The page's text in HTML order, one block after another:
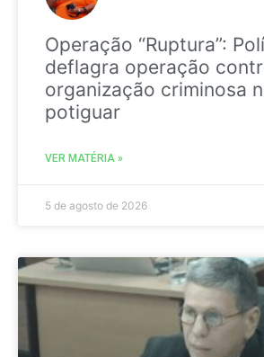
Operação “Ruptura”:
deflagra operação
organização criminosa
potiguar
VER MATÉRIA »
5 de agosto de 2026